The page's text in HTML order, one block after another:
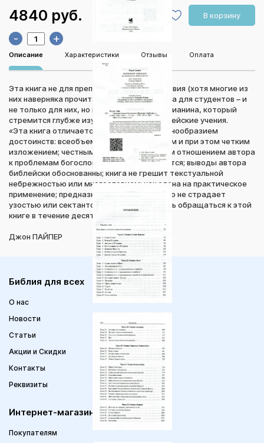
4840 руб. В корзину
- +
Описание Характеристики Отзывы Оплата
Эта книга не для преподавателей богословия (хотя многие из
них наверняка прочитают ее). Она написана для студентов – и
не только для них, но и для каждого христианина, который
стремится глубже изучить основные библейские учения.
«Эта книга отличается удивительным разнообразием
достоинств: всеобъемлющим охватом тем и при этом четким
изложением; честным и недвусмысленным отношением автора
к проблемам богословия; она легко читается; выводы автора
библейски обоснованны; книга не грешит текстуальной
небрежностью или многословием; нацелена на практическое
применение; предназначена для церкви, но не страдает
узостью или сектантством. Я намереваюсь обращаться к этой
книге в течение десятилетий».
Джон ПАЙПЕР
Библия для всех
О нас
Новости
Статьи
Акции и Скидки
Контакты
Реквизиты
Интернет-магазин
Покупателям